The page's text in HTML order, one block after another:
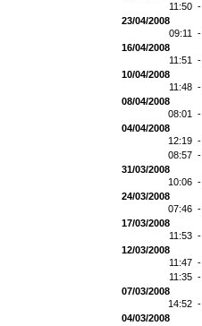
11:50 -
23/04/2008
09:11 -
16/04/2008
11:51 -
10/04/2008
11:48 -
08/04/2008
08:01 -
04/04/2008
12:19 -
08:57 -
31/03/2008
10:06 -
24/03/2008
07:46 -
17/03/2008
11:53 -
12/03/2008
11:47 -
11:35 -
07/03/2008
14:52 -
04/03/2008